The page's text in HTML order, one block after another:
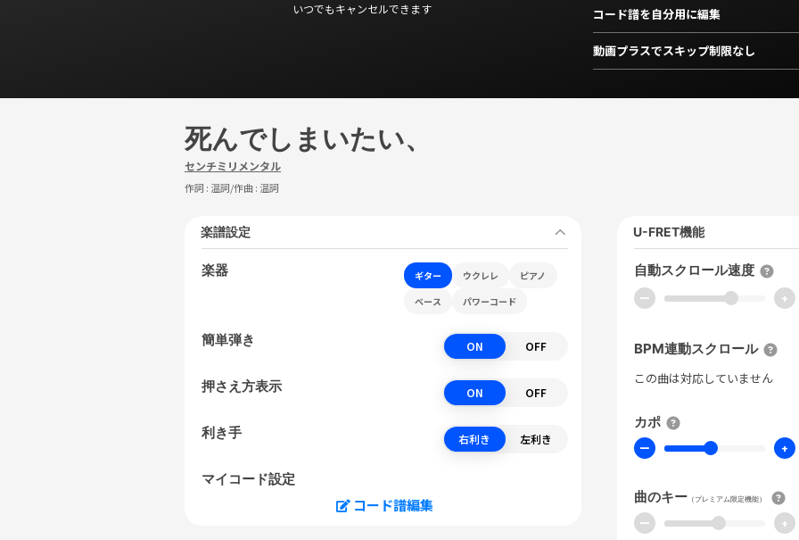
いつでもキャンセルできます コード譜を自分用に編集
動画プラスでスキップ制限なし
死んでしまいたい、
センチミリメンタル
作詞 : 温詞/作曲 : 温詞
楽譜設定
楽器 ギター ウクレレ
ピアノ
ベース
パワーコード
簡単弾き ON OFF
押さえ方表示 ON OFF
利き手 右利き 左利き
マイコード設定
コード譜編集
U-FRET機能
自動スクロール速度
ー +
BPM連動スクロール
この曲は対応していません
カポ
ー +
曲のキー （プレミアム限定機能）
ー +